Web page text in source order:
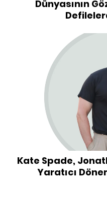
Dünyasının
Kate Spade,
Yaratıcı